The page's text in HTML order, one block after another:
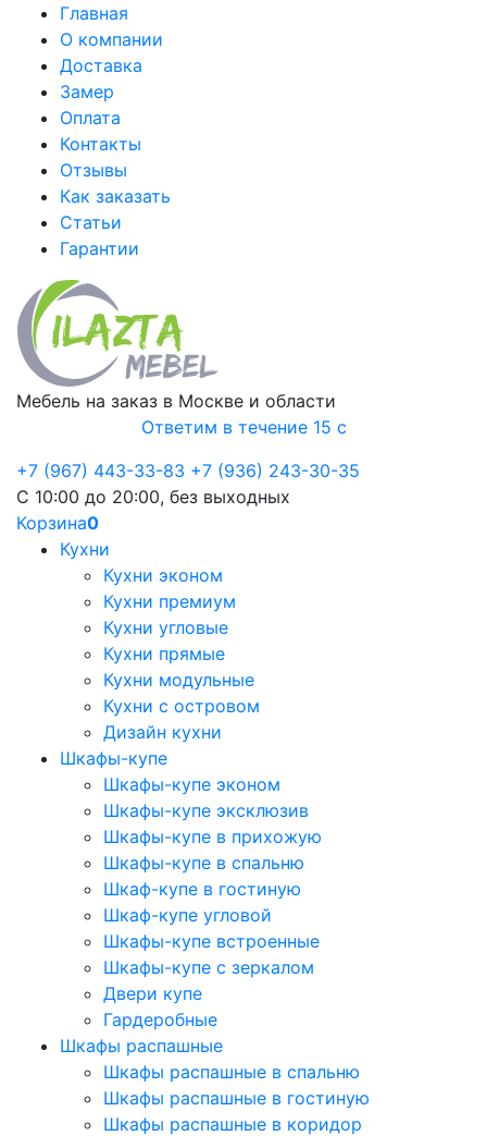
Главная
О компании
Доставка
Замер
Оплата
Контакты
Отзывы
Как заказать
Статьи
Гарантии
Мебель на заказ в Москве и области
Ответим в течение 15 с
+7 (967) 443-33-83 +7 (936) 243-30-35
С 10:00 до 20:00, без выходных
Корзина0
Кухни
Кухни эконом
Кухни премиум
Кухни угловые
Кухни прямые
Кухни модульные
Кухни с островом
Дизайн кухни
Шкафы-купе
Шкафы-купе эконом
Шкафы-купе эксклюзив
Шкафы-купе в прихожую
Шкафы-купе в спальню
Шкаф-купе в гостиную
Шкаф-купе угловой
Шкафы-купе встроенные
Шкафы-купе с зеркалом
Двери купе
Гардеробные
Шкафы распашные
Шкафы распашные в спальню
Шкафы распашные в гостиную
Шкафы распашные в коридор